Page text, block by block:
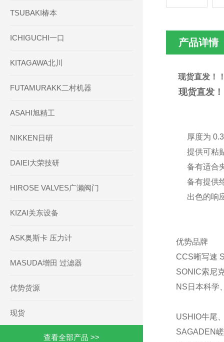
TSUBAKI椿本
ICHIGUCHI一口
KITAGAWA北川
FUTAMURAKK二村机器
ASAHI旭精工
NIKKEN日研
DAIEI大荣技研
HIROSE VALVES广濑阀门
KIZAI关东设备
ASK奥斯卡 压力计
MASUDA增田 过滤器
优势货源
现货
查看全部产品 >>
产品详情
现货直发！
现货直发
厚度为
提供可粘
备有适合
备有提供
出色的响
优势品牌
CCS晰写速
SONIC索尼
NS日本科学
USHIO牛尾
SAGADEN